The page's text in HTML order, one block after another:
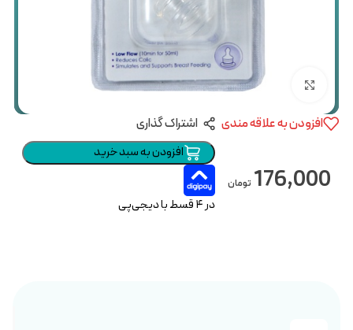
بزرگنمایی تصویر
افزودن به علاقه مندی اشتراک گذاری
176,000 تومان
افزودن به سبد خرید
در ۴ قسط با دیجی‌پی